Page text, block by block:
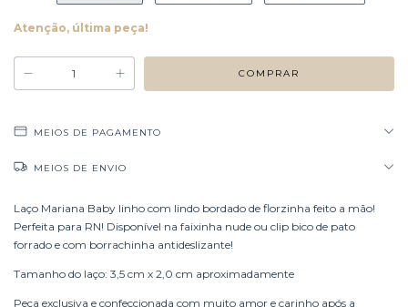
Atenção, última peça!
MEIOS DE PAGAMENTO
MEIOS DE ENVIO
Laço Mariana Baby linho com lindo bordado de florzinha feito a mão!
Perfeita para RN! Disponível na faixinha nude ou clip bico de pato
forrado e com borrachinha antideslizante!
Tamanho do laço: 3,5 cm x 2,0 cm aproximadamente
Peça exclusiva e confeccionada com muito amor e carinho após a